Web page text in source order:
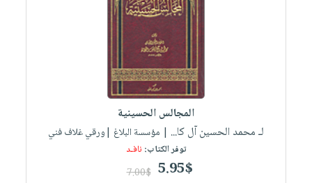
المجالس الحسينية
لـ محمد الحسين آل كا... | مؤسسة البلاغ |ورقي غلاف فني
توفر الكتاب: نافـد
5.95$
7.00$